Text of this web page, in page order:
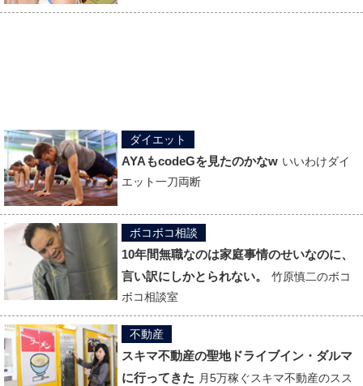
ダイエット
AYAもcodeGを見たのかなw いいわけダイ
エット一刀両断
ボコボコ相談
10年間無職なのは家庭事情のせいなのに、
言い訳にしかとられない。
竹原慎二のボコ
ボコ相談室
不動産
スキマ不動産の聖地ドライブイン・ダルマ
に行ってきた 月5万稼ぐスキマ不動産のスス